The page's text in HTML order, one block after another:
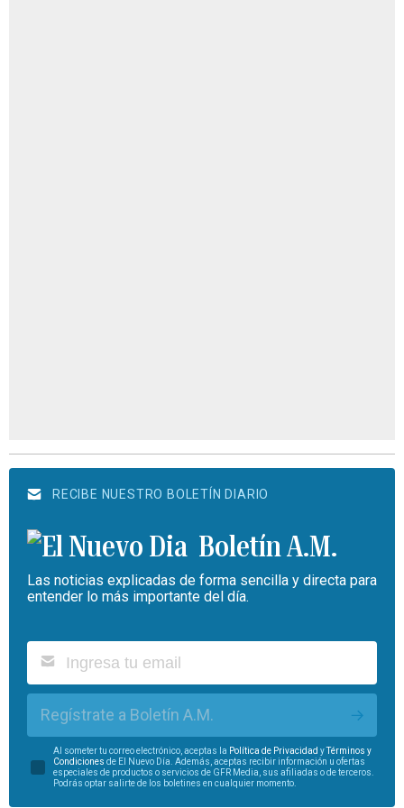
RECIBE NUESTRO BOLETÍN DIARIO
Boletín A.M.
Las noticias explicadas de forma sencilla y directa para
entender lo más importante del día.
Regístrate a Boletín A.M.
Al someter tu correo electrónico, aceptas la Política de Privacidad yTérminos y
Condiciones de El Nuevo Día. Además, aceptas recibir información u ofertas
especiales de productos o servicios de GFR Media, sus afiliadas o de terceros.
Podrás optar salirte de los boletines en cualquier momento.